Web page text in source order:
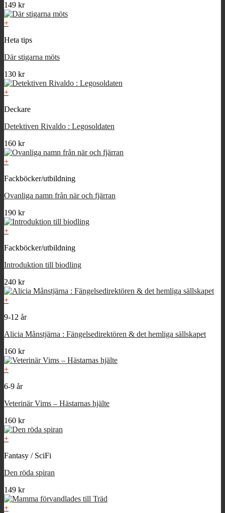
149 kr
+
Heta tips
Där stigarna möts
130 kr
+
Deckare
Detektiven Rivaldo : Legosoldaten
160 kr
+
Fackböcker/utbildning
Ovanliga namn från när och fjärran
190 kr
+
Fackböcker/utbildning
Introduktion till biodling
240 kr
+
9-12 år
Alicia Månstjärna : Fängelsedirektören & det hemliga sällskapet
160 kr
+
6-9 år
Veterinär Vims – Hästarnas hjälte
160 kr
+
Fantasy / SciFi
Den röda spiran
149 kr
+